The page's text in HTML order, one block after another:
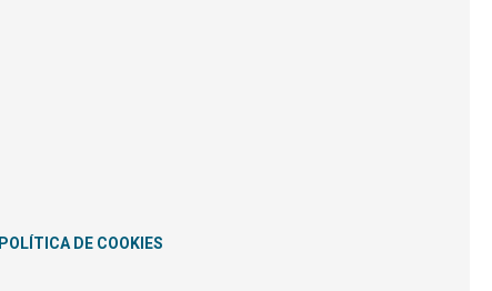
POLÍTICA DE COOKIES